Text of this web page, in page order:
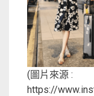
(圖片來源 :
https://